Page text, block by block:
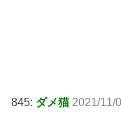
845: ダメ猫 2021/11/